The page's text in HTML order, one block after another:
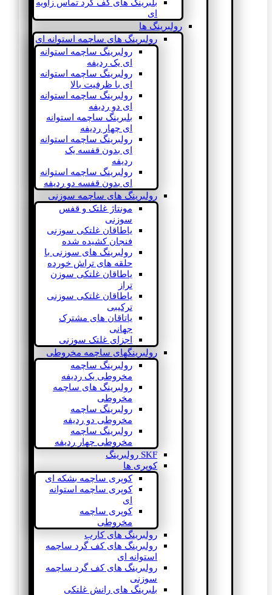
بلبرینگ های کف گرد تماس زاویه
ای
رولبرینگ ها
رولبرینگ های ساچمه استوانه ای
رولبرینگ ساچمه استوانه
ای یک ردیفه
رولبرینگ ساچمه استوانه
ای با ظرفیت بالا
رولبرینگ ساچمه استوانه
ای دو ردیفه
بلبرینگ ساچمه استوانه
ای چهار ردیفه
رولبرینگ ساچمه استوانه
ای بدون قفسه یک
ردیفه
رولبرینگ ساچمه استوانه
ای بدون قفسه دو ردیفه
رولبرینگ های ساچمه سوزنی
مونتاژ غلتک و قفس
سوزنی
یاطاقان غلتکی سوزنی
فنجان کشیده شده
رولبرینگ های سوزنی با
حلقه های تراش خورده
یاطاقان غلتکی سوزن
تراز
یاطاقان غلتکی سوزنی
ترکیبی
یاتاقان های مشترک
جهانی
اجزای غلتک سوزنی
رولبرینگهای ساچمه مخروطی
رولبرینگ ساچمه
مخروطی یک ردیفه
رولبرینگ های ساچمه
مخروطی
رولبرینگ ساچمه
مخروطی دو ردیفه
رولبرینگ ساچمه
مخروطی چهار ردیفه
SKF رولبرینگ
کوپری ها
کوپری ساچمه بشکه ای
کوپری ساچمه استوانه
ای
کوپری ساچمه
مخروطی
رولبرینگ های کارب
رولبرینگ های کف گرد ساچمه
استوانه ای
رولبرینگ های کف گرد ساچمه
سوزنی
بلبرینگ های رانش غلتکی